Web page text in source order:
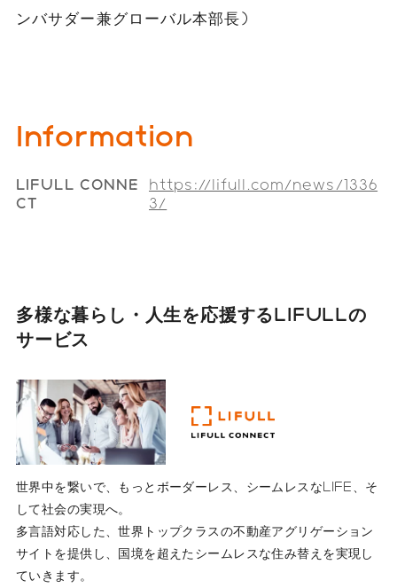
ンバサダー兼グローバル本部長)
Information
LIFULL CONNE
CT
https://lifull.com/news/1336
3/
多様な暮らし・人生を応援するLIFULLの
サービス
世界中を繋いで、もっとボーダーレス、シームレスなLIFE、そ
して社会の実現へ。
多言語対応した、世界トップクラスの不動産アグリゲーション
サイトを提供し、国境を超えたシームレスな住み替えを実現し
ていきます。